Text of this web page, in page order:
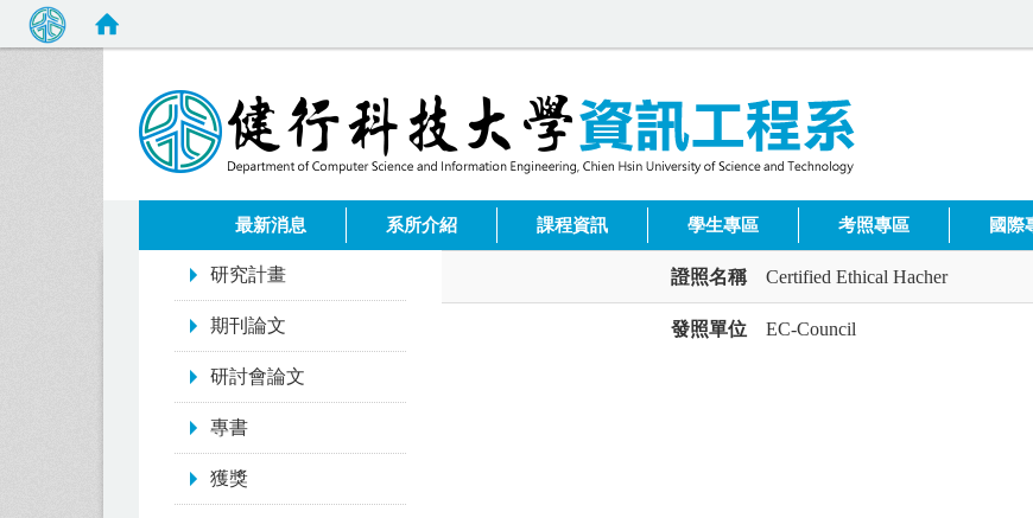
最新消息 系所介紹 課程資訊 學生專區 考照專區 國際
研究計畫
期刊論文
研討會論文
專書
獲獎
證照名稱 Certified Ethical Hacher
發照單位 EC-Council